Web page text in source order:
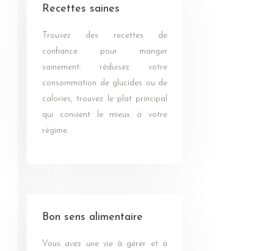
Recettes saines
Trouvez des recettes de
confiance pour manger
sainement: réduisez votre
consommation de glucides ou de
calories, trouvez le plat principal
qui convient le mieux à votre
régime.
Bon sens alimentaire
Vous avez une vie à gérer et à